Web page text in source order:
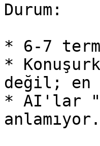
Durum:
* 6-7
*
değil; en
* AI'lar
anlamıyor.